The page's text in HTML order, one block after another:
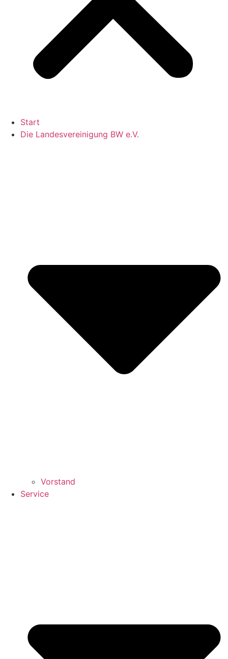
Start
Die Landesvereinigung BW e.V.
Vorstand
Service